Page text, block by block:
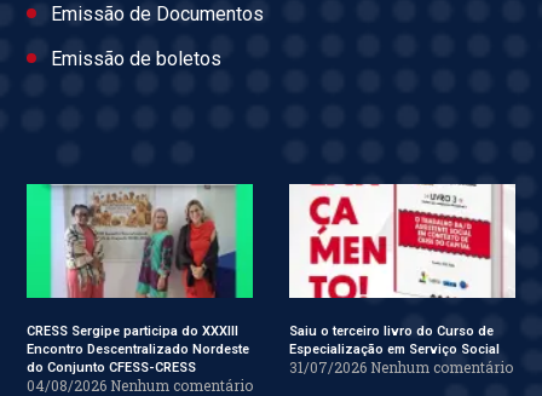
Emissão de Documentos
Emissão de boletos
CRESS Sergipe participa do XXXIII
Encontro Descentralizado Nordeste
do Conjunto CFESS-CRESS
04/08/2026 Nenhum comentário
Saiu o terceiro livro do Curso de
Especialização em Serviço Social
31/07/2026 Nenhum comentário